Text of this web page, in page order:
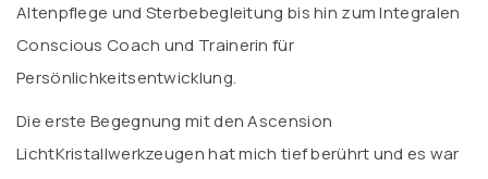
Altenpflege und Sterbebegleitung bis hin zum Integralen
Conscious Coach und Trainerin für
Persönlichkeitsentwicklung.
Die erste Begegnung mit den Ascension
LichtKristallwerkzeugen hat mich tief berührt und es war